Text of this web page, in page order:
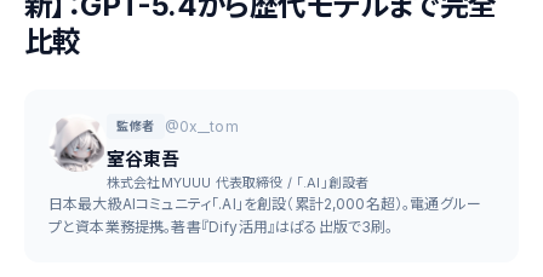
比較
監修者 @0x__tom
室谷東吾
株式会社MYUUU 代表取締役 / 「.AI」創設者
日本最大級AIコミュニティ「.AI」を創設（累計2,000名超）。電通グルー
プと資本業務提携。著書『Dify活用』はぱる出版で3刷。